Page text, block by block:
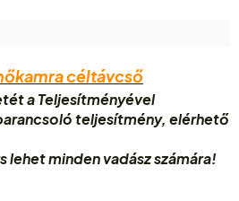
céltávcső
a Teljesítményével
teljesítmény, elérhető
lehet minden vadász számára!